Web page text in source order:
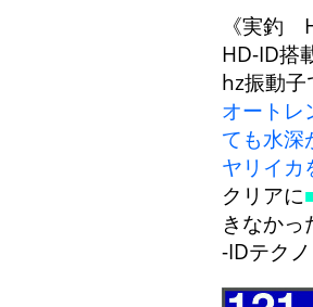
《実釣
HD-ID
hz振動
オート
ても水深
ヤリイカ
クリアに
きなか
-IDテク